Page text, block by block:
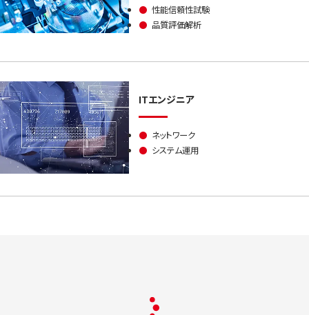
● 性能信頼性試験
● 品質評価解析
ITエンジニア
● ネットワーク
● システム運用